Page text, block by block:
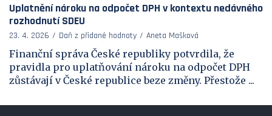
Uplatnění nároku na odpočet DPH v kontextu nedávného
rozhodnutí SDEU
23. 4. 2026 Daň z přidané hodnoty Aneta Mašková
Finanční správa České republiky potvrdila, že
pravidla pro uplatňování nároku na odpočet DPH
zůstávají v České republice beze změny. Přestože ...